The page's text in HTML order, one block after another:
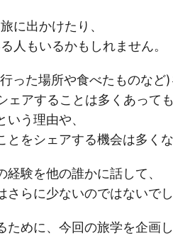
に出かけたり、
人もいるかもしれません。
った場所や食べたものなど)
アすることは多くあっても
う理由や、
をシェアする機会は多く
験を他の誰かに話して、
らに少ないのではないでし
めに、今回の旅学を企画し